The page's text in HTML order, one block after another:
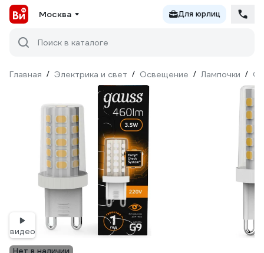
Москва Для юрлиц
Поиск в каталоге
Главная / Электрика и свет / Освещение / Лампочки /
видео
Нет в наличии